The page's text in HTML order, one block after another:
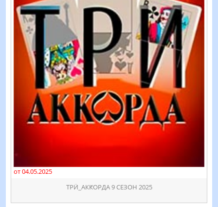
от 04.05.2025
ТРӤ_АКԞОРДА 9 СЕЗОН 2025